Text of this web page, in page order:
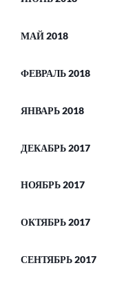
МАЙ 2018
ФЕВРАЛЬ 2018
ЯНВАРЬ 2018
ДЕКАБРЬ 2017
НОЯБРЬ 2017
ОКТЯБРЬ 2017
СЕНТЯБРЬ 2017